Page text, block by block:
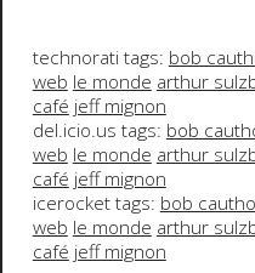
technorati tags: bob
web le monde arthur
café jeff mignon
del.icio.us tags: bob
web le monde arthur
café jeff mignon
icerocket tags: bob
web le monde arthur
café jeff mignon